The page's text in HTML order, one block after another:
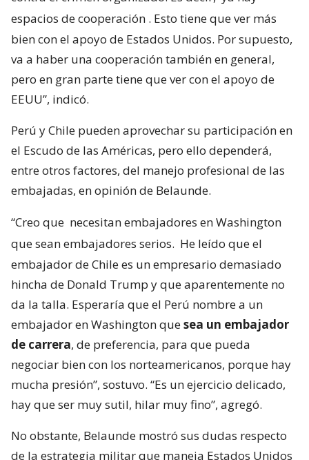
espacios de cooperación . Esto tiene que ver más
bien con el apoyo de Estados Unidos. Por supuesto,
va a haber una cooperación también en general,
pero en gran parte tiene que ver con el apoyo de
EEUU”, indicó.
Perú y Chile pueden aprovechar su participación en
el Escudo de las Américas, pero ello dependerá,
entre otros factores, del manejo profesional de las
embajadas, en opinión de Belaunde.
“Creo que necesitan embajadores en Washington
que sean embajadores serios. He leído que el
embajador de Chile es un empresario demasiado
hincha de Donald Trump y que aparentemente no
da la talla. Esperaría que el Perú nombre a un
embajador en Washington quesea un embajador
de carrera, de preferencia, para que pueda
negociar bien con los norteamericanos, porque hay
mucha presión”, sostuvo. “Es un ejercicio delicado,
hay que ser muy sutil, hilar muy fino”, agregó.
No obstante, Belaunde mostró sus dudas respecto
de la estrategia militar que maneja Estados Unidos